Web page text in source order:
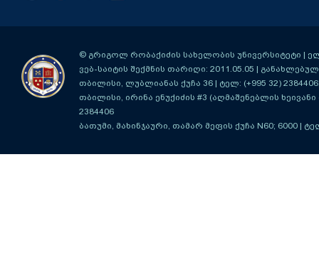
© გრიგოლ რობაქიძის სახელობის უნივერსიტეტი |
ვებ-საიტის შექმნის თარიღი: 2011.05.05 |
თბილისი, ლუბლიანას ქუჩა 36 | ტელ: (+995 32)
თბილისი, ირინა ენუქიძის #3 (აღმაშენებლის ხეივანი
2384406
ბათუმი, მახინჯაური, თამარ მეფის ქუჩა N60; 6000 |